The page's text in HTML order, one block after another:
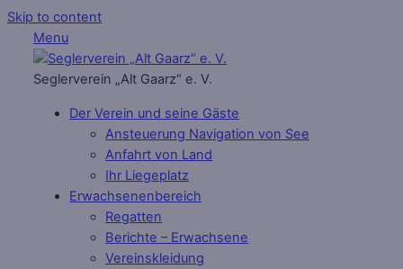
Skip to content
Menu
Seglerverein „Alt Gaarz“ e. V.
Der Verein und seine Gäste
Ansteuerung Navigation von See
Anfahrt von Land
Ihr Liegeplatz
Erwachsenenbereich
Regatten
Berichte – Erwachsene
Vereinskleidung